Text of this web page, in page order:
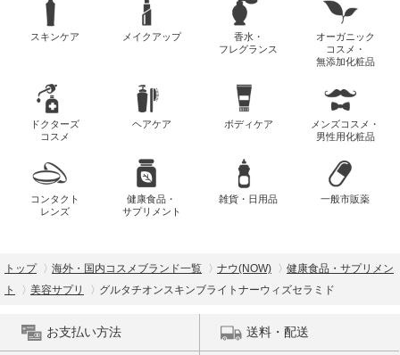
スキンケア メイクアップ
香水・
フレグランス
オーガニック
コスメ・
無添加化粧品
ドクターズ
コスメ
ヘアケア ボディケア
メンズコスメ・
男性用化粧品
コンタクト
レンズ
健康食品・
サプリメント
雑貨・日用品 一般市販薬
トップ 海外・国内コスメブランド一覧 ナウ(NOW)
健康食品・サプリメン
ト
美容サプリ グルタチオンスキンブライトナーウィズセラミド
お支払い方法 送料・配送